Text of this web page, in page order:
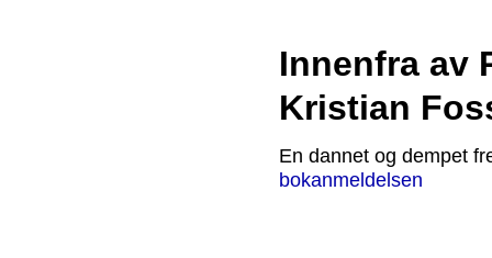
Innenfra av
Kristian
En dannet og dempet
bokanmeldelsen